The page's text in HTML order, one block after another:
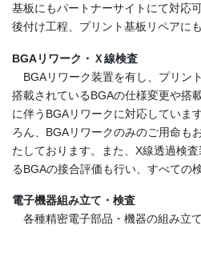
基板にもパートナーサイトにて対応
後付け工程、プリント基板リペアに
BGAリワーク・Ｘ線検査
BGAリワーク装置を有し、プリン
搭載されているBGAの仕様変更や搭
に伴うBGAリワークに対応していま
ろん、BGAリワークのみのご用命も
たしております。また、X線透過検査
るBGAの接合評価も行い、すべての
電子機器組み立て・検査
各種精密電子部品・機器の組み立